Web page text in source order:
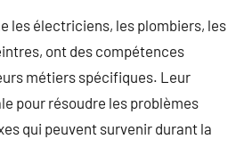
les électriciens, les plombiers, les
ont des compétences
métiers spécifiques. Leur
pour résoudre les problèmes
qui peuvent survenir durant la